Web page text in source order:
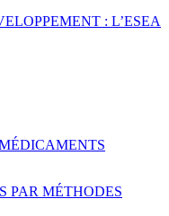
: L’ESEA
PAR MÉTHODES